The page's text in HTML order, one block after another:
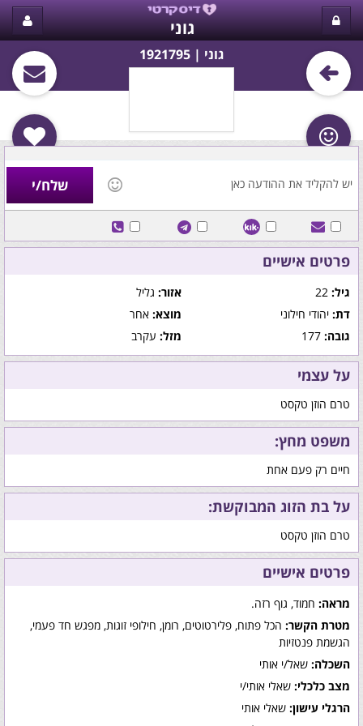
גוני
גוני‏ | 1921795
פרטים אישיים
גיל: אזור: גליל
דת: יהודי חילוני מוצא: אחר
גובה:
מזל: עקרב
על עצמי
טרם הוזן טקסט
משפט מחץ:
חיים רק פעם אחת
על בת הזוג המבוקשת:
טרם הוזן טקסט
פרטים אישיים
מראה: חמוד, גוף רזה.
מטרת הקשר: הכל פתוח, פלירטוטים, רומן, חילופי זוגות, מפגש חד פעמי,
הגשמת פנטזיות
השכלה: שאל/י אותי
מצב כלכלי: שאלי אותי/י
הרגלי עישון: שאלי אותי